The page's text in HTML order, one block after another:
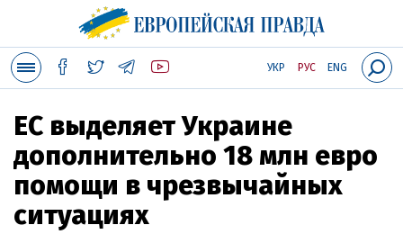
УКР РУС ENG
ЕС выделяет Украине
дополнительно 18 млн евро
помощи в чрезвычайных
ситуациях